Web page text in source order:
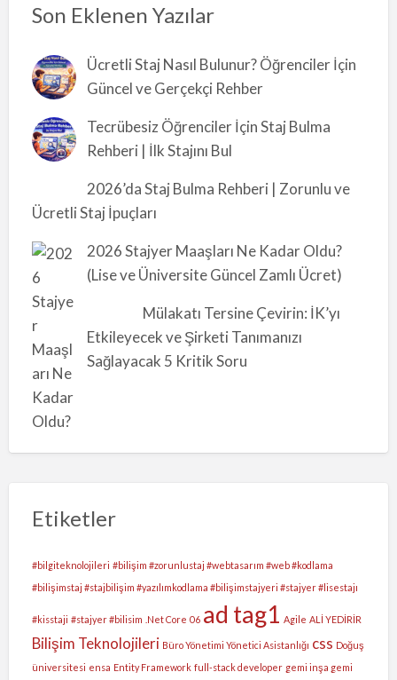
Son Eklenen Yazılar
Ücretli Staj Nasıl Bulunur? Öğrenciler İçin
Güncel ve Gerçekçi Rehber
Tecrübesiz Öğrenciler İçin Staj Bulma
Rehberi | İlk Stajını Bul
2026’da Staj Bulma Rehberi | Zorunlu ve
Ücretli Staj İpuçları
2026 Stajyer Maaşları Ne Kadar Oldu?
(Lise ve Üniversite Güncel Zamlı Ücret)
Mülakatı Tersine Çevirin: İK’yı
Etkileyecek ve Şirketi Tanımanızı
Sağlayacak 5 Kritik Soru
Etiketler
#bilgiteknolojileri #bilişim #zorunlustaj #webtasarım #web #kodlama
#bilişimstaj #stajbilişim #yazılımkodlama #bilişimstajyeri #stajyer #lisestajı
#kisstaji #stajyer #bilisim .Net Core 06 ad tag1 Agile ALİ YEDİRİR
Bilişim Teknolojileri Büro Yönetimi Yönetici Asistanlığı css Doğuş
üniversitesi ensa Entity Framework full-stack developer gemi inşa gemi